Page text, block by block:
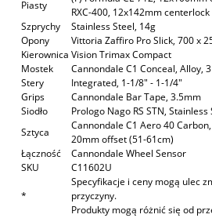
Piasty
RXC-400, 12x142mm centerlock
Szprychy
Stainless Steel, 14g
Opony
Vittoria Zaffiro Pro Slick, 700 x
Kierownica Vision Trimax Compact
Mostek
Cannondale C1 Conceal, Alloy,
Stery
Integrated, 1-1/8" - 1-1/4"
Grips
Cannondale Bar Tape, 3.5mm
Siodło
Prologo Nago RS STN, Stainless
Sztyca
Cannondale C1 Aero 40
20mm offset (51-61cm)
Łączność
Cannondale Wheel Sensor
SKU
C11602U
*
Specyfikacje i ceny mogą ulec
przyczyny.
Produkty mogą różnić się od